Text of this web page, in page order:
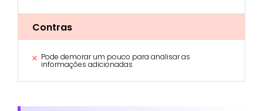
Contras
Pode demorar um pouco para analisar as
informações adicionadas